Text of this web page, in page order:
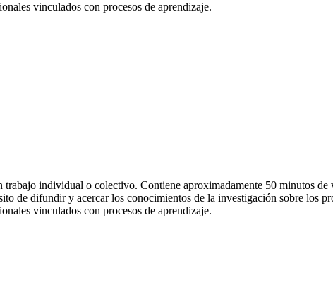
vinculados con procesos de aprendizaje.
individual o colectivo. Contiene aproximadamente 50 minutos
de difundir y acercar los conocimientos de la investigación sobre los
vinculados con procesos de aprendizaje.